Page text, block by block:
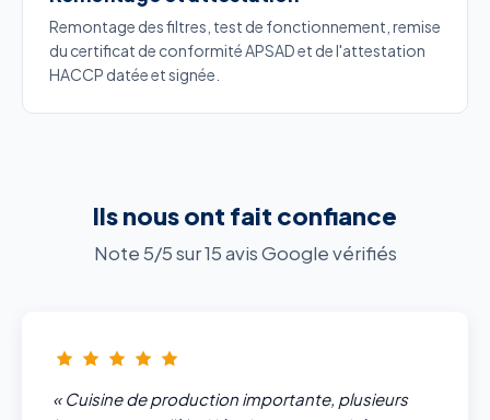
Remontage des filtres, test de fonctionnement, remise
du certificat de conformité APSAD et de l'attestation
HACCP datée et signée.
Ils nous ont fait confiance
Note 5/5 sur 15 avis Google vérifiés
« Cuisine de production importante, plusieurs